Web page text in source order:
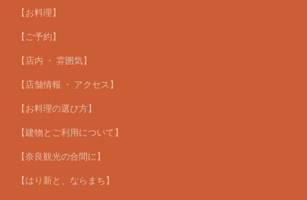
【お料理】
【ご予約】
【店内 ・ 雰囲気】
【店舗情報 ・ アクセス】
【お料理の選び方】
【建物とご利用について】
【奈良観光の合間に】
【はり新と、ならまち】